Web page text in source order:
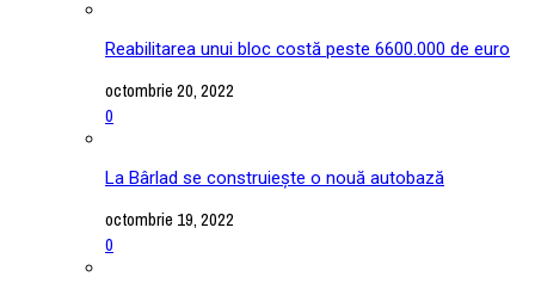
Reabilitarea unui bloc costă peste 6600.000 de euro
octombrie 20, 2022
0
La Bârlad se construiește o nouă autobază
octombrie 19, 2022
0